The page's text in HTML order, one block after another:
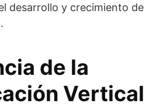
desarrollo y crecimiento de
de la
Vertical